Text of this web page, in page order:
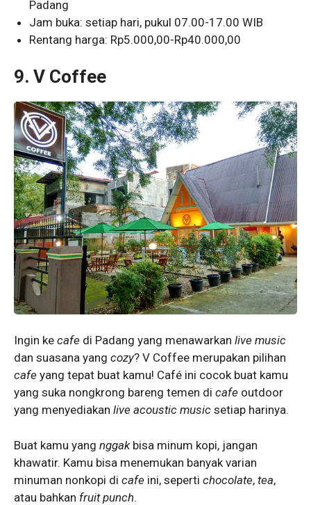
Padang
Jam buka: setiap hari, pukul 07.00-17.00 WIB
Rentang harga: Rp5.000,00-Rp40.000,00
9. V Coffee
Ingin ke cafe di Padang yang menawarkan live music
dan suasana yang cozy? V Coffee merupakan pilihan
cafe yang tepat buat kamu! Café ini cocok buat kamu
yang suka nongkrong bareng temen di cafe outdoor
yang menyediakan live acoustic music setiap harinya.
Buat kamu yang nggakbisa minum kopi, jangan
khawatir. Kamu bisa menemukan banyak varian
minuman nonkopi di cafe ini, seperti chocolate, tea,
atau bahkan fruit punch.